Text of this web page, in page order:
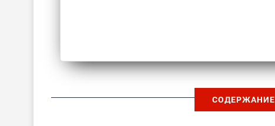
СОДЕРЖАНИЕ